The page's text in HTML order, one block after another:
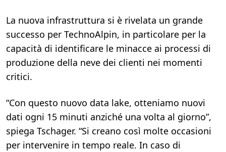
La nuova infrastruttura si è rivelata un grande
successo per TechnoAlpin, in particolare per la
capacità di identificare le minacce ai processi di
produzione della neve dei clienti nei momenti
critici.
“Con questo nuovo data lake, otteniamo nuovi
dati ogni 15 minuti anziché una volta al giorno”,
spiega Tschager. “Si creano così molte occasioni
per intervenire in tempo reale. In caso di